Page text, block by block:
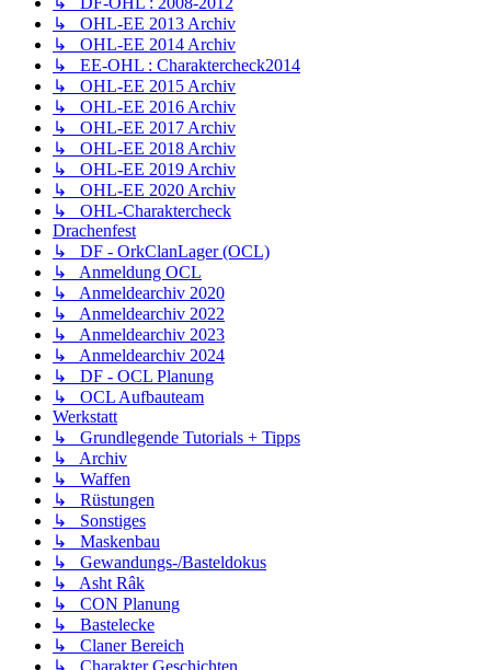
↳ OHL-EE 2013 Archiv
↳ OHL-EE 2014 Archiv
↳ EE-OHL : Charaktercheck2014
↳ OHL-EE 2015 Archiv
↳ OHL-EE 2016 Archiv
↳ OHL-EE 2017 Archiv
↳ OHL-EE 2018 Archiv
↳ OHL-EE 2019 Archiv
↳ OHL-EE 2020 Archiv
↳ OHL-Charaktercheck
Drachenfest
↳ DF - OrkClanLager (OCL)
↳ Anmeldung OCL
↳ Anmeldearchiv 2020
↳ Anmeldearchiv 2022
↳ Anmeldearchiv 2023
↳ Anmeldearchiv 2024
↳ DF - OCL Planung
↳ OCL Aufbauteam
Werkstatt
↳ Grundlegende Tutorials + Tipps
↳ Archiv
↳ Waffen
↳ Rüstungen
↳ Sonstiges
↳ Maskenbau
↳ Gewandungs-/Basteldokus
↳ Asht Râk
↳ CON Planung
↳ Bastelecke
↳ Claner Bereich